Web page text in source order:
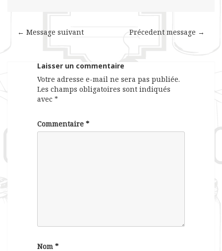
Précedent message →
← Message suivant
Laisser un commentaire
Votre adresse e-mail ne sera pas publiée.
Les champs obligatoires sont indiqués
avec *
Commentaire *
Nom *